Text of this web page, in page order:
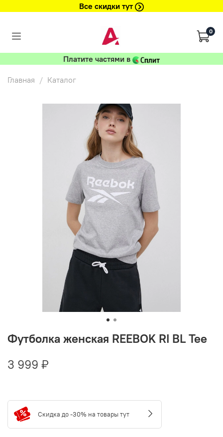
Все скидки тут
0
Платите частями в
Главная Каталог
Футболка женская REEBOK RI BL Tee
3 999 ₽
Скидка до -30% на товары тут